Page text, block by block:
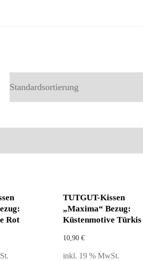
Rot
TUTGUT-Kissen
„Maxima“ Bezug:
Küstenmotive Türkis
10,90 €
inkl. 19 % MwSt.